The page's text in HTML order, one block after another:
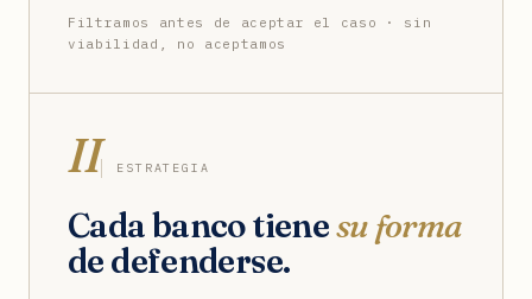
Filtramos antes de aceptar el caso · sin
viabilidad, no aceptamos
II ESTRATEGIA
Cada banco tienesu forma
de defenderse.